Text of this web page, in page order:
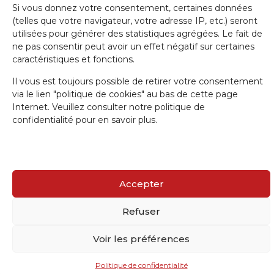
Si vous donnez votre consentement, certaines données
(telles que votre navigateur, votre adresse IP, etc.) seront
utilisées pour générer des statistiques agrégées. Le fait de
ne pas consentir peut avoir un effet négatif sur certaines
caractéristiques et fonctions.
Il vous est toujours possible de retirer votre consentement
via le lien "politique de cookies" au bas de cette page
Internet. Veuillez consulter notre politique de
confidentialité pour en savoir plus.
Accepter
Refuser
Voir les préférences
Politique de confidentialité
E-mail
J'accepte la politique de confidentialité.